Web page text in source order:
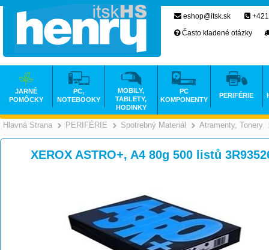
Hlavná Strana >
PERIFÉRIE >
Spotrebný Materiál >
Atramenty, Tonery
XEROX ASTRO+, A4 80g 500 listů
eshop@itsk.sk
Často kladené otázky
JARNÉ
POMÔCKY
PC,
NOTEBOOKY
MOBILY,
TABLETY,
HODINKY
PC
KOMPONENTY
PERIFÉRIE